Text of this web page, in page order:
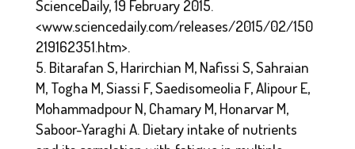
ScienceDaily, 19 February 2015.
<www.sciencedaily.com/releases/2015/02/150
219162351.htm>.
Bitarafan S, Harirchian M, Nafissi S, Sahraian
M, Togha M, Siassi F, Saedisomeolia F, Alipour E,
Mohammadpour N, Chamary M, Honarvar M,
Saboor-Yaraghi A. Dietary intake of nutrients